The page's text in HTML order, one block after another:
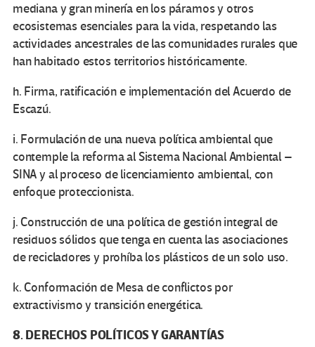
mediana y gran minería en los páramos y otros
ecosistemas esenciales para la vida, respetando las
actividades ancestrales de las comunidades rurales que
han habitado estos territorios históricamente.
h. Firma, ratificación e implementación del Acuerdo de
Escazú.
i. Formulación de una nueva política ambiental que
contemple la reforma al Sistema Nacional Ambiental –
SINA y al proceso de licenciamiento ambiental, con
enfoque proteccionista.
j. Construcción de una política de gestión integral de
residuos sólidos que tenga en cuenta las asociaciones
de recicladores y prohíba los plásticos de un solo uso.
k. Conformación de Mesa de conflictos por
extractivismo y transición energética.
8. DERECHOS POLÍTICOS Y GARANTÍAS